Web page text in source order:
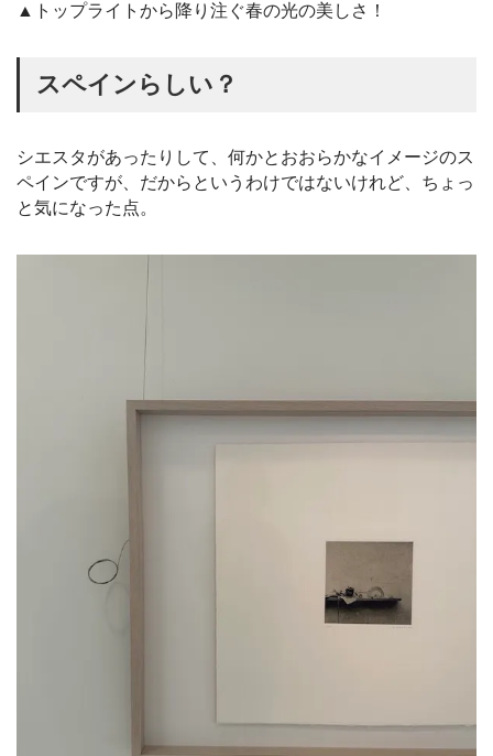
▲トップライトから降り注ぐ春の光の美しさ！
スペインらしい？
シエスタがあったりして、何かとおおらかなイメージのス
ペインですが、だからというわけではないけれど、ちょっ
と気になった点。